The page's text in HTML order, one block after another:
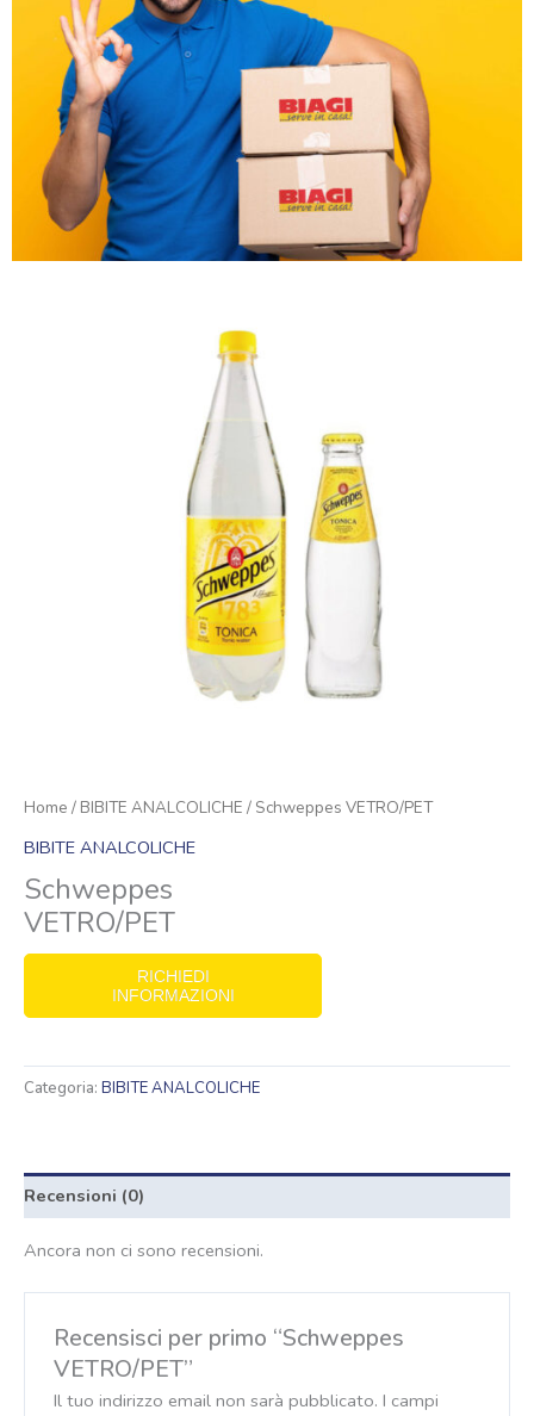
Home / BIBITE ANALCOLICHE / Schweppes VETRO/PET
BIBITE ANALCOLICHE
Schweppes
VETRO/PET
RICHIEDI
INFORMAZIONI
Categoria: BIBITE ANALCOLICHE
Recensioni (0)
Ancora non ci sono recensioni.
Recensisci per primo “Schweppes
VETRO/PET”
Il tuo indirizzo email non sarà pubblicato. I campi